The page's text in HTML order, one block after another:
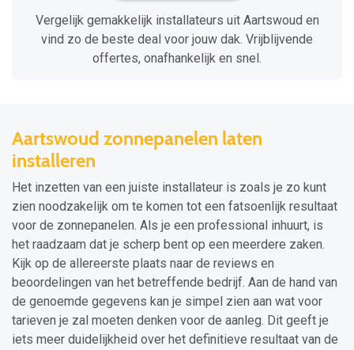
Vergelijk gemakkelijk installateurs uit Aartswoud en
vind zo de beste deal voor jouw dak. Vrijblijvende
offertes, onafhankelijk en snel.
Aartswoud zonnepanelen laten
installeren
Het inzetten van een juiste installateur is zoals je zo kunt
zien noodzakelijk om te komen tot een fatsoenlijk resultaat
voor de zonnepanelen. Als je een professional inhuurt, is
het raadzaam dat je scherp bent op een meerdere zaken.
Kijk op de allereerste plaats naar de reviews en
beoordelingen van het betreffende bedrijf. Aan de hand van
de genoemde gegevens kan je simpel zien aan wat voor
tarieven je zal moeten denken voor de aanleg. Dit geeft je
iets meer duidelijkheid over het definitieve resultaat van de